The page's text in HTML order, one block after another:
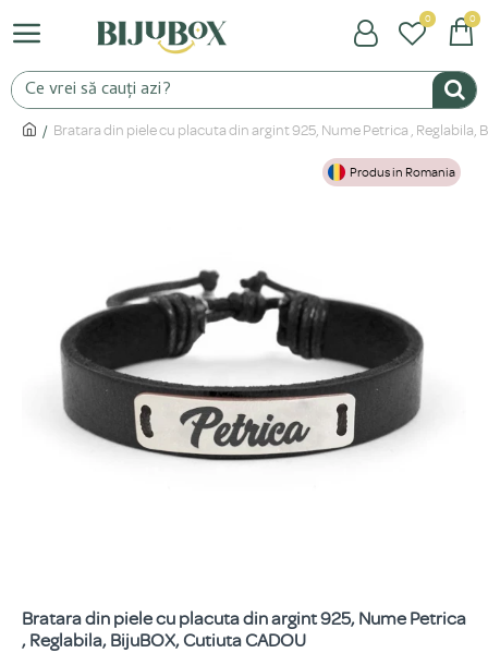
0 0
Bratara din piele cu placuta din argint 925, Nume Petrica , Reglabila,
Produs in Romania
Bratara din piele cu placuta din argint 925, Nume Petrica
, Reglabila, BijuBOX, Cutiuta CADOU